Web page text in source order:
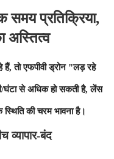
समय प्रतिक्रिया,
तो एफपीवी ड्रोन "लड़ रहे
घंटा से अधिक हो सकती है, लेंस
की चरम भावना है।
बंद